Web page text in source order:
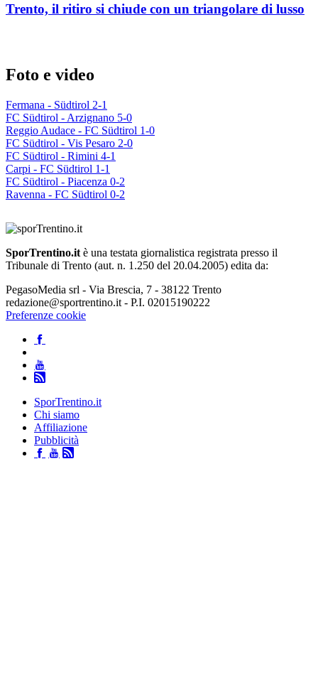
Trento, il ritiro si chiude con un triangolare di lusso
Foto e video
Fermana - Südtirol 2-1
FC Südtirol - Arzignano 5-0
Reggio Audace - FC Südtirol 1-0
FC Südtirol - Vis Pesaro 2-0
FC Südtirol - Rimini 4-1
Carpi - FC Südtirol 1-1
FC Südtirol - Piacenza 0-2
Ravenna - FC Südtirol 0-2
SporTrentino.it è una testata giornalistica registrata presso il
Tribunale di Trento (aut. n. 1.250 del 20.04.2005) edita da:
PegasoMedia srl - Via Brescia, 7 - 38122 Trento
redazione@sportrentino.it - P.I. 02015190222
Preferenze cookie
SporTrentino.it
Chi siamo
Affiliazione
Pubblicità